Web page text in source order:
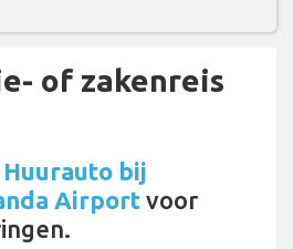
of zakenreis
Huurauto bij
Airport voor